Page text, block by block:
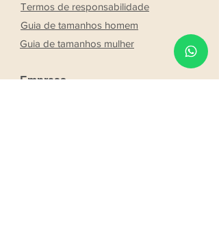
Termos de responsabilidade
Guia de tamanhos homem
Guia de tamanhos mulher
Empresa